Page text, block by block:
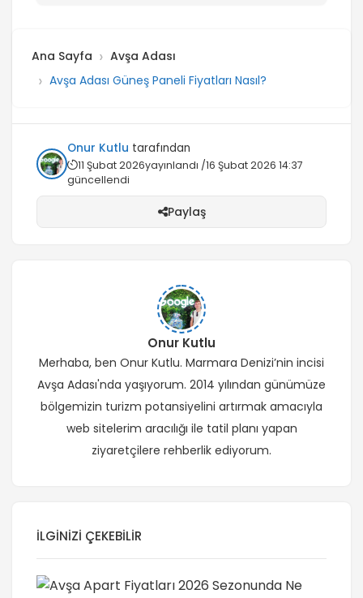
Ana Sayfa
Avşa Adası
Avşa Adası Güneş Paneli Fiyatları Nasıl?
Onur Kutlu tarafından
11 Şubat 2026yayınlandı /16 Şubat 2026 14:37
güncellendi
Paylaş
Onur Kutlu
Merhaba, ben Onur Kutlu. Marmara Denizi’nin incisi
Avşa Adası'nda yaşıyorum. 2014 yılından günümüze
bölgemizin turizm potansiyelini artırmak amacıyla
web sitelerim aracılığı ile tatil planı yapan
ziyaretçilere rehberlik ediyorum.
İLGINIZI ÇEKEBILIR